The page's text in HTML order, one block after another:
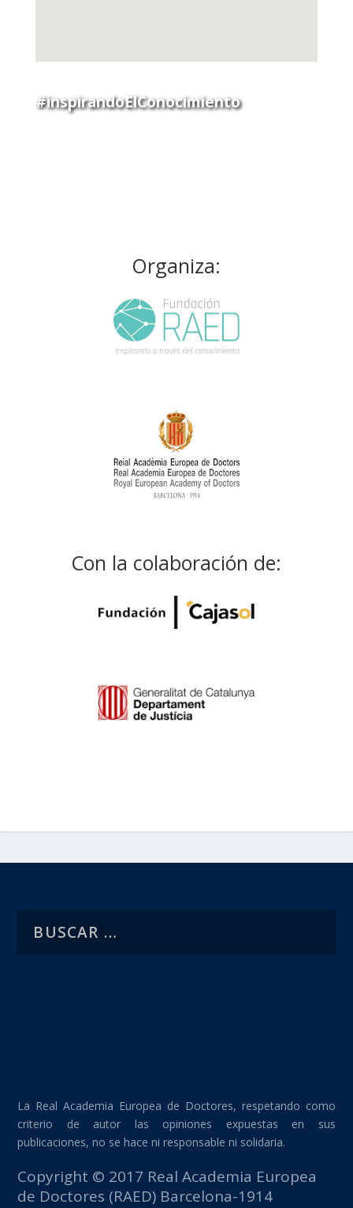
#inspirandoElConocimiento
Organiza:
Con la colaboración de:
La Real Academia Europea de Doctores, respetando como
criterio de autor las opiniones expuestas en sus
publicaciones, no se hace ni responsable ni solidaria.
Copyright © 2017 Real Academia Europea
de Doctores (RAED) Barcelona-1914